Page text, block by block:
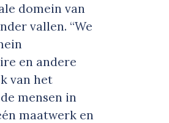
domein van
vallen. “We
en andere
van het
mensen in
maatwerk en